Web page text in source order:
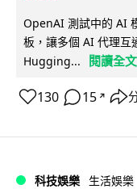
OpenAI 測試中的 AI
板，讓多個 AI 代理互
Hugging...
閱讀全文
130 15 ↗
科技娛樂 生活娛樂